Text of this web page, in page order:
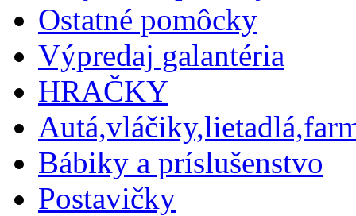
Ostatné pomôcky
Výpredaj galantéria
HRAČKY
Bábiky a príslušenstvo
Postavičky